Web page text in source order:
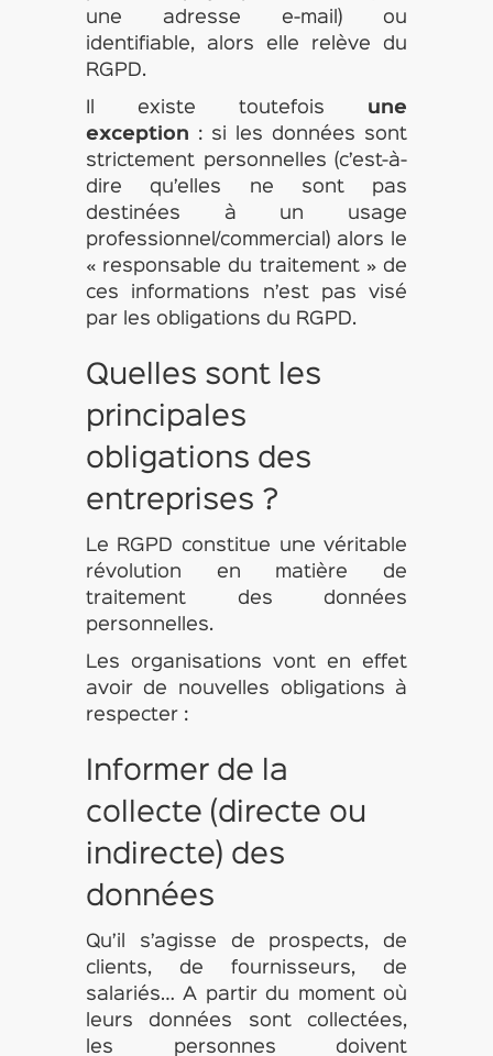
une adresse e-mail) ou
identifiable, alors elle relève du
RGPD.
Il existe toutefois une
exception : si les données sont
strictement personnelles (c’est-à-
dire qu’elles ne sont pas
destinées à un usage
professionnel/commercial) alors le
« responsable du traitement » de
ces informations n’est pas visé
par les obligations du RGPD.
Quelles sont les
principales
obligations des
entreprises ?
Le RGPD constitue une véritable
révolution en matière de
traitement des données
personnelles.
Les organisations vont en effet
avoir de nouvelles obligations à
respecter :
Informer de la
collecte (directe ou
indirecte) des
données
Qu’il s’agisse de prospects, de
clients, de fournisseurs, de
salariés… A partir du moment où
leurs données sont collectées,
les personnes doivent